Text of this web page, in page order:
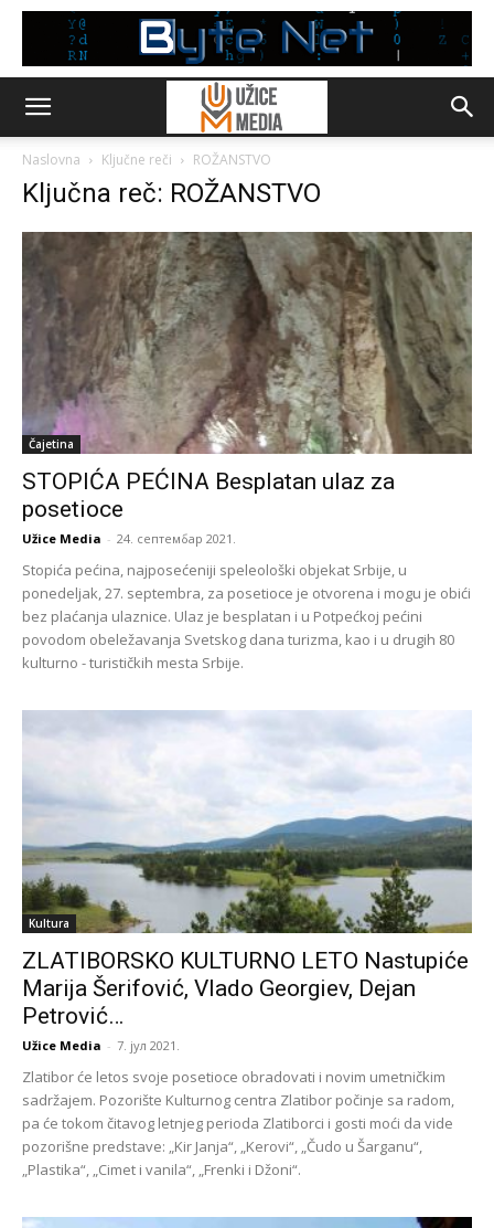
Naslovna Ključne reči ROŽANSTVO
Ključna reč: ROŽANSTVO
Čajetina
STOPIĆA PEĆINA Besplatan ulaz za
posetioce
Užice Media - 24. септембар 2021.
Stopića pećina, najposećeniji speleološki objekat Srbije, u
ponedeljak, 27. septembra, za posetioce je otvorena i mogu je obići
bez plaćanja ulaznice. Ulaz je besplatan i u Potpećkoj pećini
povodom obeležavanja Svetskog dana turizma, kao i u drugih 80
kulturno - turističkih mesta Srbije.
Kultura
ZLATIBORSKO KULTURNO LETO Nastupiće
Marija Šerifović, Vlado Georgiev, Dejan
Petrović…
Užice Media - 7. јул 2021.
Zlatibor će letos svoje posetioce obradovati i novim umetničkim
sadržajem. Pozorište Kulturnog centra Zlatibor počinje sa radom,
pa će tokom čitavog letnjeg perioda Zlatiborci i gosti moći da vide
pozorišne predstave: „Kir Janja“, „Kerovi“, „Čudo u Šarganu“,
„Plastika“, „Cimet i vanila“, „Frenki i Džoni“.